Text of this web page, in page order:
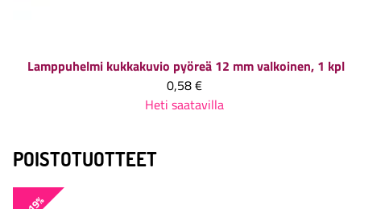
Lamppuhelmi kukkakuvio pyöreä 12 mm valkoinen, 1 kpl
0,58 €
Heti saatavilla
POISTOTUOTTEET